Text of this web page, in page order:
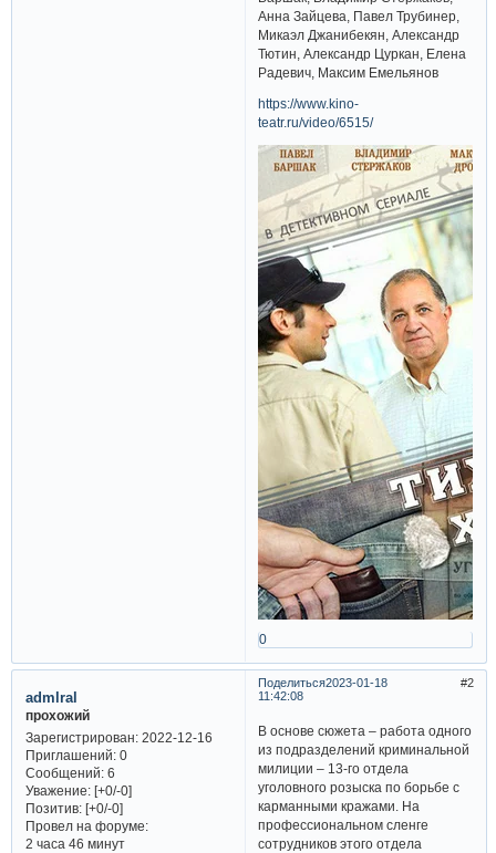
Анна Зайцева, Павел Трубинер,
Микаэл Джанибекян, Александр
Тютин, Александр Цуркан, Елена
Радевич, Максим Емельянов
https://www.kino-
teatr.ru/video/6515/
0
Поделиться 2
2023-01-18
11:42:08
admlral
прохожий
Зарегистрирован: 2022-12-16
Приглашений:0
Сообщений:6
Уважение: [+0/-0]
Позитив: [+0/-0]
Провел на форуме:
2 часа 46 минут
В основе сюжета – работа одного
из подразделений криминальной
милиции – 13-го отдела
уголовного розыска по борьбе с
карманными кражами. На
профессиональном сленге
сотрудников этого отдела